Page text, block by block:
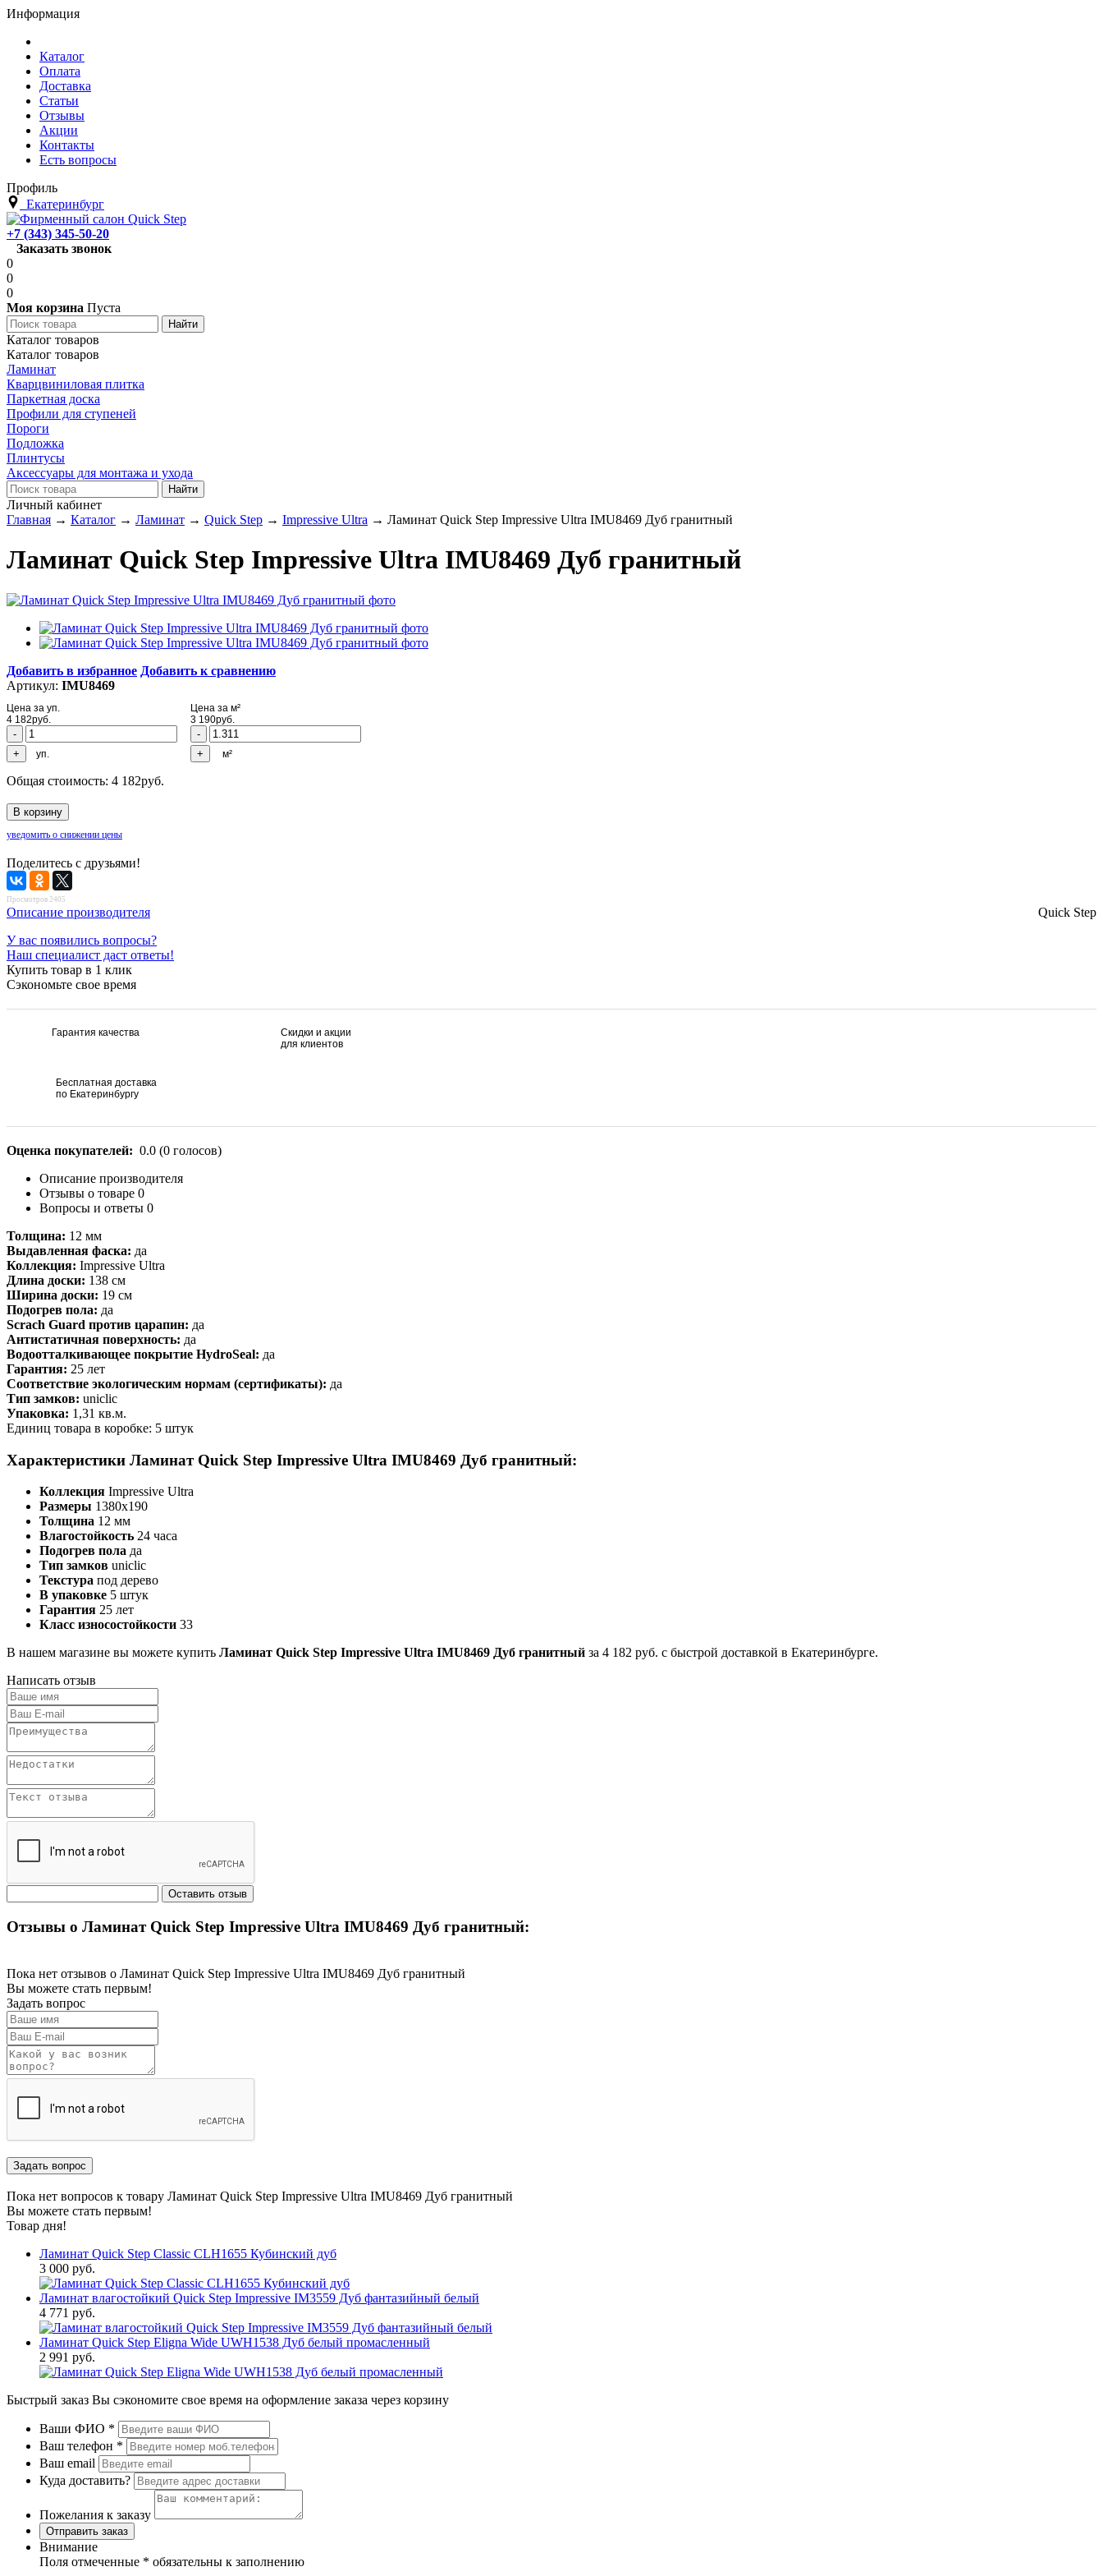
Информация
Каталог
Оплата
Доставка
Статьи
Отзывы
Акции
Контакты
Есть вопросы
Профиль
Екатеринбург
+7 (343) 345-50-20
Заказать звонок
0
0
0
Моя корзина Пуста
Каталог товаров
Каталог товаров
Ламинат
Кварцвиниловая плитка
Паркетная доска
Профили для ступеней
Пороги
Подложка
Плинтусы
Аксессуары для монтажа и ухода
Личный кабинет
Главная → Каталог → Ламинат → Quick Step → Impressive Ultra → Ламинат Quick Step Impressive Ultra IMU8469 Дуб гранитный
Ламинат Quick Step Impressive Ultra IMU8469 Дуб гранитный
Добавить в избранное Добавить к сравнению
Артикул: IMU8469
Цена за уп.
4 182руб.
уп.
Цена за м²
3 190руб.
м²
Общая стоимость: 4 182руб.
уведомить о снижении цены
Поделитесь с друзьями!
Просмотров 2405
Quick Step
Описание производителя
У вас появились вопросы?
Наш специалист даст ответы!
Купить товар в 1 клик
Сэкономьте свое время
Гарантия качества
Скидки и акции
для клиентов
Бесплатная доставка
по Екатеринбургу
Оценка покупателей: 0.0 (0 голосов)
Описание производителя
Отзывы о товаре 0
Вопросы и ответы 0
Толщина: 12 мм
Выдавленная фаска: да
Коллекция: Impressive Ultra
Длина доски: 138 см
Ширина доски: 19 см
Подогрев пола: да
Scrach Guard против царапин: да
Антистатичная поверхность: да
Водоотталкивающее покрытие HydroSeal: да
Гарантия: 25 лет
Соответствие экологическим нормам (сертификаты): да
Тип замков: uniclic
Упаковка: 1,31 кв.м.
Единиц товара в коробке: 5 штук
Характеристики Ламинат Quick Step Impressive Ultra IMU8469 Дуб гранитный:
Коллекция Impressive Ultra
Размеры 1380х190
Толщина 12 мм
Влагостойкость 24 часа
Подогрев пола да
Тип замков uniclic
Текстура под дерево
В упаковке 5 штук
Гарантия 25 лет
Класс износостойкости 33
В нашем магазине вы можете купить Ламинат Quick Step Impressive Ultra IMU8469 Дуб гранитный за 4 182 руб. с быстрой доставкой в Екатеринбурге.
Написать отзыв
Отзывы о Ламинат Quick Step Impressive Ultra IMU8469 Дуб гранитный:
Пока нет отзывов о Ламинат Quick Step Impressive Ultra IMU8469 Дуб гранитный
Вы можете стать первым!
Задать вопрос
Пока нет вопросов к товару Ламинат Quick Step Impressive Ultra IMU8469 Дуб гранитный
Вы можете стать первым!
Товар дня!
Ламинат Quick Step Classic CLH1655 Кубинский дуб
3 000 руб.
Ламинат влагостойкий Quick Step Impressive IM3559 Дуб фантазийный белый
4 771 руб.
Ламинат Quick Step Eligna Wide UWH1538 Дуб белый промасленный
2 991 руб.
Быстрый заказ Вы сэкономите свое время на оформление заказа через корзину
Ваши ФИО *
Ваш телефон *
Ваш email
Куда доставить?
Пожелания к заказу
Отправить заказ
Внимание
Поля отмеченные * обязательны к заполнению